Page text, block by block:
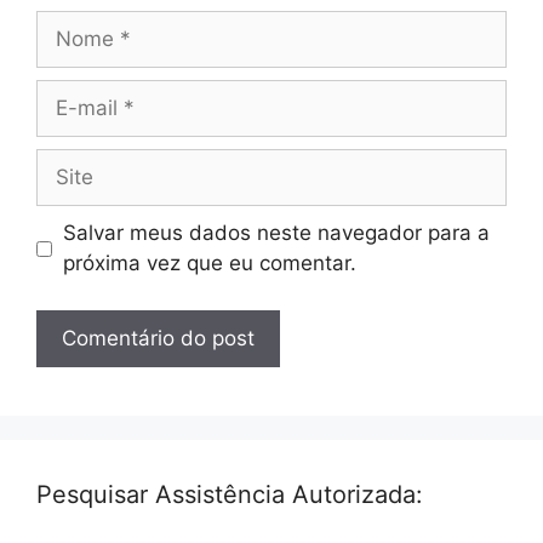
Nome
Site
Salvar meus dados neste navegador para a
próxima vez que eu comentar.
Pesquisar Assistência Autorizada: